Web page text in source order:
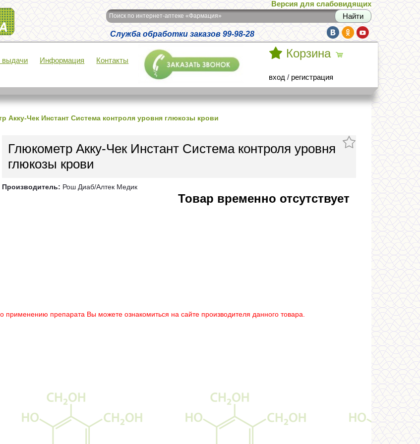
Версия для слабовидящих
Поиск по интернет-аптеке «Фармация»
Служба обработки заказов 99-98-28
выдачи Информация Контакты
Корзина
вход / регистрация
Акку-Чек Инстант Система контроля уровня глюкозы крови
Глюкометр Акку-Чек Инстант Система контроля уровня
глюкозы крови
Производитель: Рош Диаб/Алтек Медик
Товар временно отсутствует
препарата Вы можете ознакомиться на сайте производителя данного товара.